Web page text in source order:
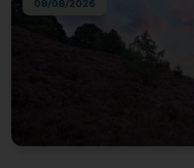
08/08/2026